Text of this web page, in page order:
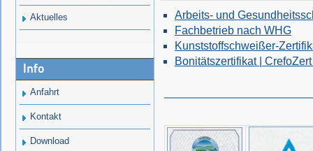
Aktuelles
Info
Anfahrt
Kontakt
Download
Arbeits- und
Fachbetrieb nach WHG
Kunststoffschweißer-
Bonitätszertifikat |